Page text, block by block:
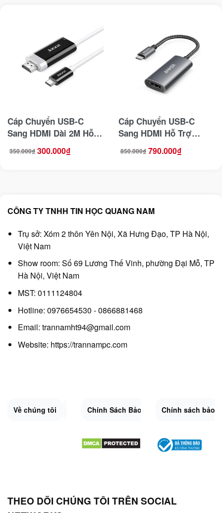
Cáp Chuyển USB-C
Sang HDMI Dài 2M Hỗ
Trợ 4K@60Hz PD 100W
Jasoz T-H120
350.000₫
Giá
gốc 300.000₫
Giá
hiện
Cáp Chuyển USB-C
Sang HDMI Hỗ Trợ
8K@60Hz, 4K@144Hz
Anker 518 – A8317
850.000₫
Giá
gốc 790.000₫
Giá
hiện
CÔNG TY TNHH TIN HỌC QUANG NAM
Trụ sở: Xóm 2 thôn Yên Nội, Xã Hưng Đạo, TP Hà Nội,
Việt Nam
Show room: Số 69 Lương Thế Vinh, phường Đại Mỗ, TP
Hà Nội, Việt Nam
MST: 0111124804
Hotline: 0976654530 - 0866881468
Email: trannamht94@gmail.com
Website: https://trannampc.com
Về chúng tôi Liên Hệ Quy Định Chung Sitemap.XML
Chính Sách Bảo Mật Đổi trả và hoàn
Chính sách bảo
THEO DÕI CHÚNG TÔI TRÊN SOCIAL